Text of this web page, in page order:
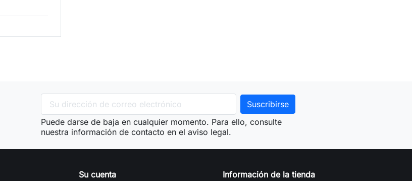
Puede darse de baja en cualquier momento. Para ello, consulte
nuestra información de contacto en el aviso legal.
Su cuenta Información de la tienda